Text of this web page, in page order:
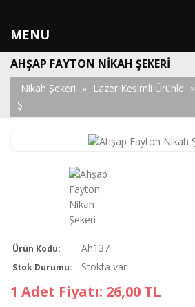
MENU
Nikah Şekeri » Lazer Kesimli Ürünle »
Ş
AHŞAP FAYTON NIKAH ŞEKERI
Ürün Kodu: Ah137
Stok Durumu: Stokta var
1 Adet Fiyatı: 26,00 TL